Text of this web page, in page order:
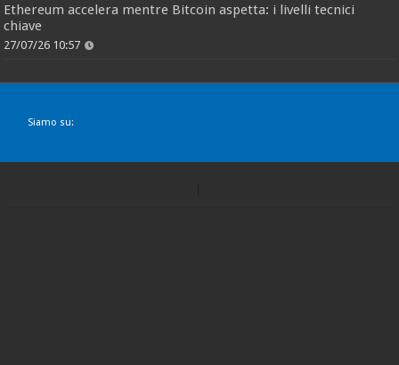
Ethereum accelera mentre Bitcoin aspetta: i livelli tecnici
chiave
27/07/26 10:57
Siamo su: